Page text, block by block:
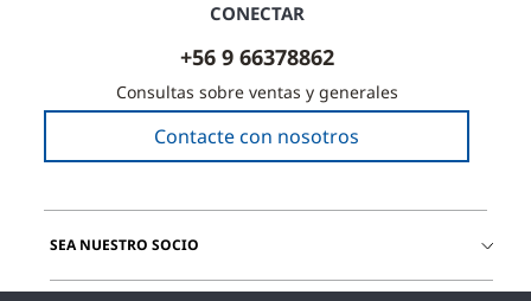
CONECTAR
+56 9 66378862
Consultas sobre ventas y generales
Contacte con nosotros
SEA NUESTRO SOCIO